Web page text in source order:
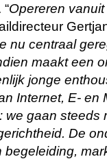
Opereren
nu centraal
maakt een
jonge
Internet, E- en
we gaan steeds
De